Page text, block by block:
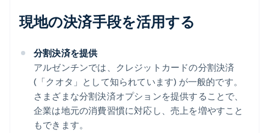
現地の決済手段を活用する
分割決済を提供
アルゼンチンでは、クレジットカードの分割決済
(「クオタ」として知られています) が一般的です。
さまざまな分割決済オプションを提供することで、
企業は地元の消費習慣に対応し、売上を増やすこと
もできます。